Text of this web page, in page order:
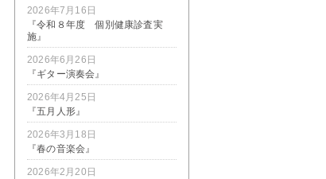
2026年7月16日
『令和８年度 個別健康診査実
施』
2026年6月26日
『ギター演奏会』
2026年4月25日
『五月人形』
2026年3月18日
『春の音楽会』
2026年2月20日